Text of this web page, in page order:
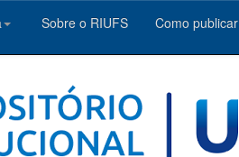
Sobre o RIUFS Como publicar